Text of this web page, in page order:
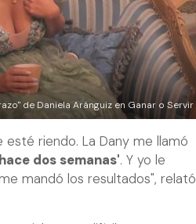
de Daniela Aránguiz en Ganar o Servir
esté riendo. La Dany me llamó
dos semanas'. Y yo le
mandó los resultados", relató